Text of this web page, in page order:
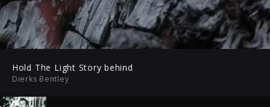
Play
-02:39
Mute
Hold The Light Story behind
Dierks Bentley